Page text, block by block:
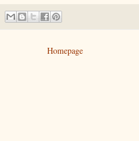
Homepage